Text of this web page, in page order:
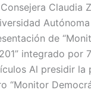
Claudia
de
integrado por
Al presidir la
“Monitor